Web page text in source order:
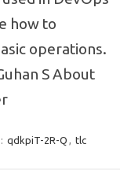
how to
operations.
S About
qdkpiT-2R-Q , tlc